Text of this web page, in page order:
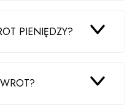
PIENIĘDZY?